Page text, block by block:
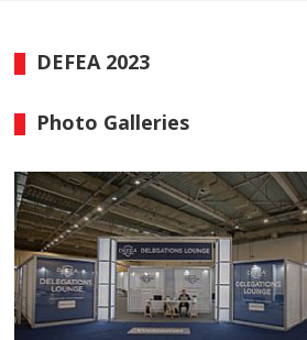
DEFEA 2023
Photo Galleries